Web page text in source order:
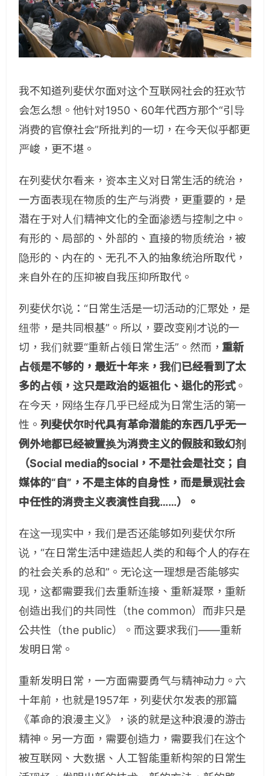
我不知道列斐伏尔面对这个互联网社会的狂欢节
会怎么想。他针对1950、60年代西方那个“引导
消费的官僚社会”所批判的一切，在今天似乎都更
严峻，更不堪。
在列斐伏尔看来，资本主义对日常生活的统治，
一方面表现在物质的生产与消费，更重要的，是
潜在于对人们精神文化的全面渗透与控制之中。
有形的、局部的、外部的、直接的物质统治，被
隐形的、内在的、无孔不入的抽象统治所取代，
来自外在的压抑被自我压抑所取代。
列斐伏尔说：“日常生活是一切活动的汇聚处，是
纽带，是共同根基”。所以，要改变刚才说的一
切，我们就要“重新占领日常生活”。然而， 重新
占领是不够的，最近十年来，我们已经看到了太
多的占领，这只是政治的返祖化、退化的形式。
在今天，网络生存几乎已经成为日常生活的第一
性。列斐伏尔时代具有革命潜能的东西几乎无一
例外地都已经被置换为消费主义的假肢和致幻剂
（Social media的social，不是社会是社交；自
媒体的“自”，不是主体的自身性，而是景观社会
中任性的消费主义表演性自我……）。
在这一现实中，我们是否还能够如列斐伏尔所
说，“在日常生活中建造起人类的和每个人的存在
的社会关系的总和”。无论这一理想是否能够实
现，这都需要我们去重新连接、重新凝聚，重新
创造出我们的共同性（the common）而非只是
公共性（the public）。而这要求我们——重新
发明日常。
重新发明日常，一方面需要勇气与精神动力。六
十年前，也就是1957年，列斐伏尔发表的那篇
《革命的浪漫主义》，谈的就是这种浪漫的游击
精神。另一方面，需要创造力，需要我们在这个
被互联网、大数据、人工智能重新构架的日常生